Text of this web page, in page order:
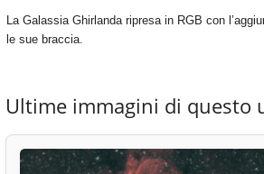
La Galassia Ghirlanda ripresa in RGB con
le sue braccia.
Ultime immagini di questo